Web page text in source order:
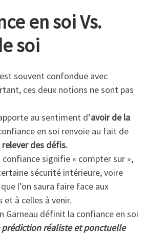
en soi Vs.
soi
souvent confondue avec
ces deux notions ne sont pas
au sentiment d’avoir de la
en soi renvoie au fait de
des défis.
signifie « compter sur »,
sécurité intérieure, voire
l’on saura faire face aux
à celles à venir.
Garneau définit la confiance en soi
prédiction réaliste et ponctuelle